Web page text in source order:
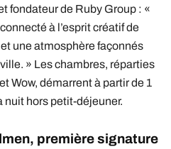
fondateur de Ruby Group : «
à l’esprit créatif de
une atmosphère façonnés
» Les chambres, réparties
Wow, démarrent à partir de 1
nuit hors petit-déjeuner.
première signature